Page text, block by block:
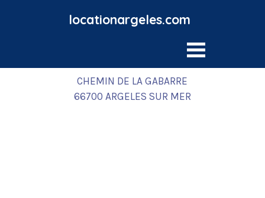
locationargeles.com
Nicolas JARRIGE
CHEMIN DE LA GABARRE
66700 ARGELES SUR MER